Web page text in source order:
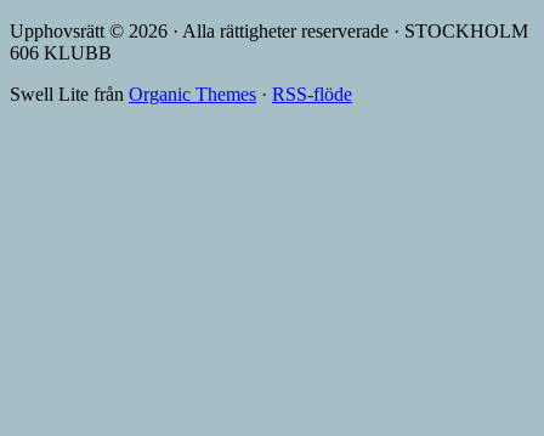
Upphovsrätt © 2026 · Alla rättigheter reserverade · STOCKHOLM
606 KLUBB
Swell Lite från Organic Themes · RSS-flöde